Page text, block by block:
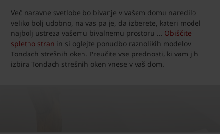
Več naravne svetlobe bo bivanje v vašem domu naredilo
veliko bolj udobno, na vas pa je, da izberete, kateri model
najbolj ustreza vašemu bivalnemu prostoru ... Obiščite
spletno stran in si oglejte ponudbo raznolikih modelov
Tondach strešnih oken. Preučite vse prednosti, ki vam jih
izbira Tondach strešnih oken vnese v vaš dom.